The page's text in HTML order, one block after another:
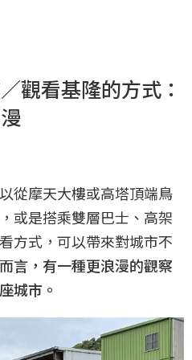
觀看基隆的方式：
從摩天大樓或高塔頂端鳥
或是搭乘雙層巴士、高架
方式，可以帶來對城市不
言，有一種更浪漫的觀察
城市。